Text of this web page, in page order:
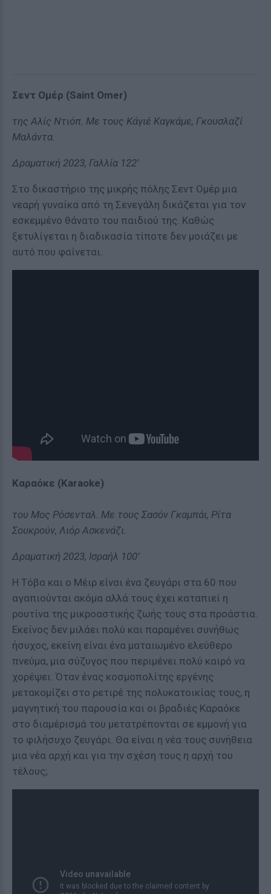
Σεντ Ομέρ (Saint Omer)
της Αλίς Ντιόπ. Με τους Κάγιέ Καγκάμε, Γκουσλαζί
Μαλάντα.
Δραματική 2023, Γαλλία 122’
Στο δικαστήριο της μικρής πόλης Σεντ Ομέρ μια
νεαρή γυναίκα από τη Σενεγάλη δικάζεται για τον
εσκεμμένο θάνατο του παιδιού της. Καθώς
ξετυλίγεται η διαδικασία τίποτε δεν μοιάζει με
αυτό που φαίνεται.
Καραόκε (Karaoke)
του Μος Ρόσενταλ. Με τους Σασόν Γκαμπάι, Ρίτα
Σουκρούν, Λιόρ Ασκενάζι.
Δραματική 2023, Ισραήλ 100’
Η Τόβα και ο Μέιρ είναι ένα ζευγάρι στα 60 που
αγαπιούνται ακόμα αλλά τους έχει καταπιεί η
ρουτίνα της μικροαστικής ζωής τους στα προάστια.
Εκείνος δεν μιλάει πολύ και παραμένει συνήθως
ήσυχος, εκείνη είναι ένα ματαιωμένο ελεύθερο
πνεύμα, μια σύζυγος που περιμένει πολύ καιρό να
χορέψει. Όταν ένας κοσμοπολίτης εργένης
μετακομίζει στο ρετιρέ της πολυκατοικίας τους, η
μαγνητική του παρουσία και οι βραδιές Καραόκε
στο διαμέρισμά του μετατρέπονται σε εμμονή για
το φιλήσυχο ζευγάρι. Θα είναι η νέα τους συνήθεια
μια νέα αρχή και για την σχέση τους η αρχή του
τέλους;